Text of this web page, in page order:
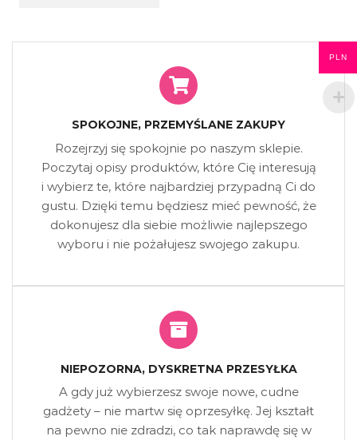
SPOKOJNE, PRZEMYŚLANE ZAKUPY
Rozejrzyj się spokojnie po naszym sklepie.
Poczytaj opisy produktów, które Cię interesują
i wybierz te, które najbardziej przypadną Ci do
gustu. Dzięki temu będziesz mieć pewność, że
dokonujesz dla siebie możliwie najlepszego
wyboru i nie pożałujesz swojego zakupu.
NIEPOZORNA, DYSKRETNA PRZESYŁKA
A gdy już wybierzesz swoje nowe, cudne
gadżety – nie martw się oprzesyłkę. Jej kształt
na pewno nie zdradzi, co tak naprawdę się w
PLN